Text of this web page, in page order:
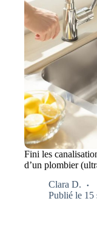
Fini les
d’un plombier
Clara D.
Publié le 15